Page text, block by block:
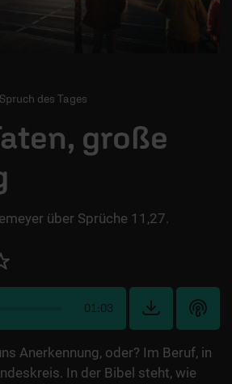
des Tages
große
über Sprüche 11,27.
01:03
Anerkennung, oder? Im Beruf, in
In der Bibel steht, wie